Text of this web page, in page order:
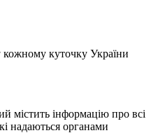
куточку України
містить інформацію про всі
надаються органами